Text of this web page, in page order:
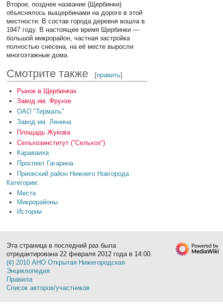
Второе, позднее название (Щербинки)
объяснялось выщербинами на дороге в этой
местности. В состав города деревня вошла в
1947 году. В настоящее время Щербинки —
большой микрорайон, частная застройка
полностью снесена, на её месте выросли
многоэтажные дома.
Смотрите также [править]
Рынок в Щербинках
Завод им. Фрунзе
ОАО "Термаль"
Завод им. Ленина
Площадь Жукова
Сельхозинститут ("Сельхоз")
Караваиха
Проспект Гагарина
Приокский район Нижнего Новгорода
Категории:
Места
Микрорайоны
Истории
Эта страница в последний раз была
отредактирована 22 февраля 2012 года в 14:00.
(¢) 2010 АНО Открытая Нижегородская
Энциклопедия
Правила
Список авторов/участников